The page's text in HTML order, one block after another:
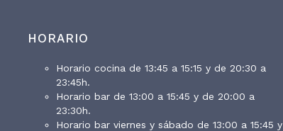
HORARIO
Horario cocina de 13:45 a 15:15 y de 20:30 a
23:45h.
Horario bar de 13:00 a 15:45 y de 20:00 a
23:30h.
Horario bar viernes y sábado de 13:00 a 15:45 y